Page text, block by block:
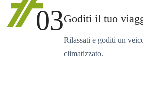
03Goditi il tuo
Rilassati e goditi un
climatizzato.